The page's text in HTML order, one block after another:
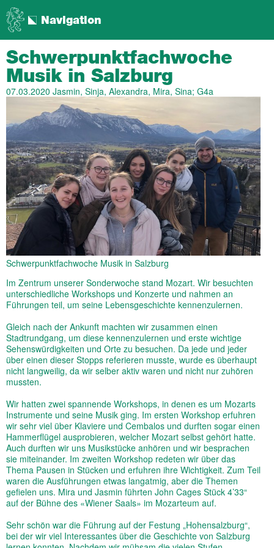
Navigation
Schwer­punkt­fach­woche
Musik in Salzburg
07.03.2020 Jasmin, Sinja, Alexandra, Mira, Sina; G4a
Schwerpunktfachwoche Musik in Salzburg
Im Zentrum unserer Sonderwoche stand Mozart. Wir besuchten
unterschiedliche Workshops und Konzerte und nahmen an
Führungen teil, um seine Lebensgeschichte kennenzulernen.
Gleich nach der Ankunft machten wir zusammen einen
Stadtrundgang, um diese kennenzulernen und erste wichtige
Sehenswürdigkeiten und Orte zu besuchen. Da jede und jeder
über einen dieser Stopps referieren musste, wurde es überhaupt
nicht langweilig, da wir selber aktiv waren und nicht nur zuhören
mussten.
Wir hatten zwei spannende Workshops, in denen es um Mozarts
Instrumente und seine Musik ging. Im ersten Workshop erfuhren
wir sehr viel über Klaviere und Cembalos und durften sogar einen
Hammerflügel ausprobieren, welcher Mozart selbst gehört hatte.
Auch durften wir uns Musikstücke anhören und wir besprachen
sie miteinander. Im zweiten Workshop redeten wir über das
Thema Pausen in Stücken und erfuhren ihre Wichtigkeit. Zum Teil
waren die Ausführungen etwas langatmig, aber die Themen
gefielen uns. Mira und Jasmin führten John Cages Stück 4’33“
auf der Bühne des «Wiener Saals» im Mozarteum auf.
Sehr schön war die Führung auf der Festung „Hohensalzburg“,
bei der wir viel Interessantes über die Geschichte von Salzburg